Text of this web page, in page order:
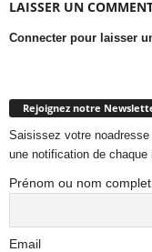
LAISSER UN
Connecter pour laisser
Rejoignez notre
Saisissez votre
une notification de chaque
Prénom ou nom complet
Email